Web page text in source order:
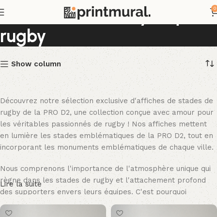
0
Affiches stades mythiques
rugby
Show column
Découvrez notre sélection exclusive d'affiches de stades de
rugby de la PRO D2, une collection conçue avec amour pour
les véritables passionnés de rugby ! Nos affiches mettent
en lumière les stades emblématiques de la PRO D2, tout en
incorporant les monuments emblématiques de chaque ville.
Nous comprenons l'importance de l'atmosphère unique qui
règne dans les stades de rugby et l'attachement profond
des supporters envers leurs équipes. C'est pourquoi
chacune de nos affiches capture l'âme de chaque stade,
mettant en avant les détails architecturaux et l'excitation
Lire la suite